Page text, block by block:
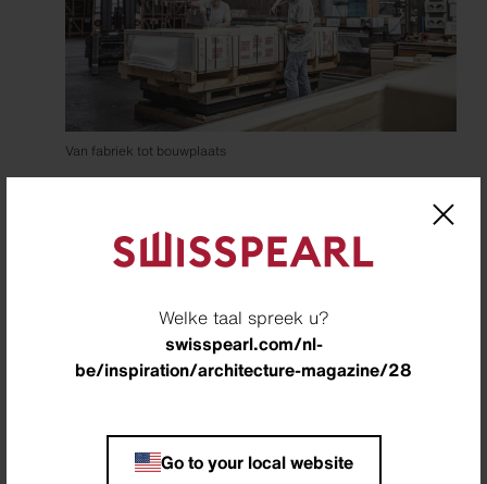
Welke taal spreek u?
swisspearl.com/nl-
be/inspiration/architecture-magazine/28
Go to your local website
Van fabriek tot bouwplaats